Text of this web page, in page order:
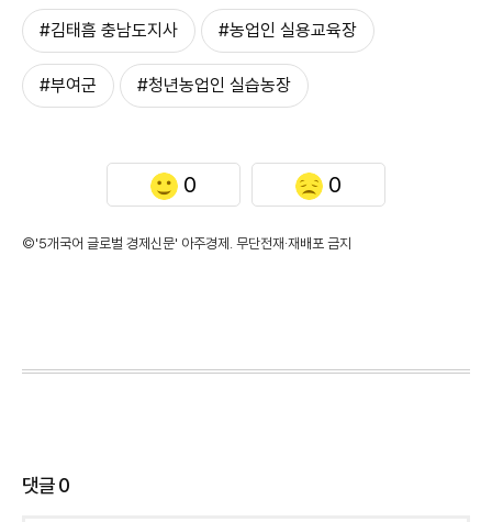
#김태흠 충남도지사 #농업인 실용교육장
#부여군 #청년농업인 실습농장
0 0
©'5개국어 글로벌 경제신문' 아주경제. 무단전재·재배포 금지
댓글0